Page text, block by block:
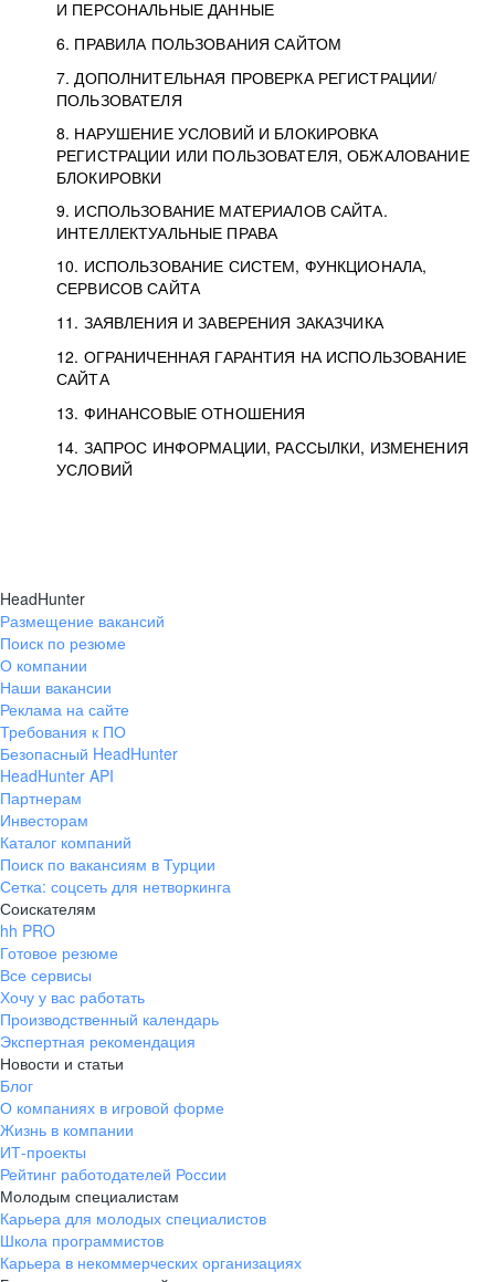
И ПЕРСОНАЛЬНЫЕ ДАННЫЕ
6. ПРАВИЛА ПОЛЬЗОВАНИЯ САЙТОМ
7. ДОПОЛНИТЕЛЬНАЯ ПРОВЕРКА РЕГИСТРАЦИИ/
ПОЛЬЗОВАТЕЛЯ
8. НАРУШЕНИЕ УСЛОВИЙ И БЛОКИРОВКА
РЕГИСТРАЦИИ ИЛИ ПОЛЬЗОВАТЕЛЯ, ОБЖАЛОВАНИЕ
БЛОКИРОВКИ
9. ИСПОЛЬЗОВАНИЕ МАТЕРИАЛОВ САЙТА.
ИНТЕЛЛЕКТУАЛЬНЫЕ ПРАВА
10. ИСПОЛЬЗОВАНИЕ СИСТЕМ, ФУНКЦИОНАЛА,
СЕРВИСОВ САЙТА
11. ЗАЯВЛЕНИЯ И ЗАВЕРЕНИЯ ЗАКАЗЧИКА
12. ОГРАНИЧЕННАЯ ГАРАНТИЯ НА ИСПОЛЬЗОВАНИЕ
САЙТА
13. ФИНАНСОВЫЕ ОТНОШЕНИЯ
14. ЗАПРОС ИНФОРМАЦИИ, РАССЫЛКИ, ИЗМЕНЕНИЯ
УСЛОВИЙ
HeadHunter
Размещение вакансий
Поиск по резюме
О компании
Наши вакансии
Реклама на сайте
Требования к ПО
Безопасный HeadHunter
HeadHunter API
Партнерам
Инвесторам
Каталог компаний
Поиск по вакансиям в Турции
Сетка: соцсеть для нетворкинга
Соискателям
hh PRO
Готовое резюме
Все сервисы
Хочу у вас работать
Производственный календарь
Экспертная рекомендация
Новости и статьи
Блог
О компаниях в игровой форме
Жизнь в компании
ИТ-проекты
Рейтинг работодателей России
Молодым специалистам
Карьера для молодых специалистов
Школа программистов
Карьера в некоммерческих организациях